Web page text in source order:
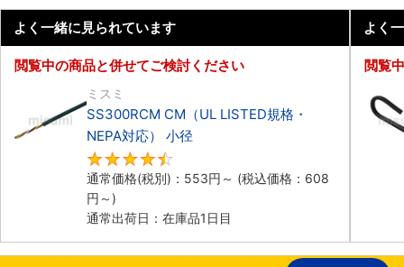
よく一緒に見られています
閲覧中の商品と併せてご検討ください
ミスミ
SS300RCM CM（UL LISTED規格・
NEPA対応） 小径
通常価格(税別)： 553円 ～ (税込価格： 608
円 ～)
通常出荷日：在庫品1日目
よく
閲覧